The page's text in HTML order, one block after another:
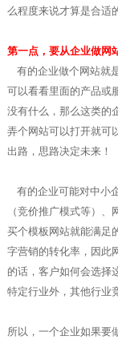
么程度来说才算是合适
第一点，要从企业做网
有的企业做个网站就
可以看看里面的产品或
没有什么，那么这类的
弄个网站可以打开就可
出路，思路决定未来！
有的企业可能对中小
（竞价推广模式等）
买个模板网站就能满足
字营销的转化率，因此
的话，客户如何会选择
特定行业外，其他行业
所以，一个企业如果要